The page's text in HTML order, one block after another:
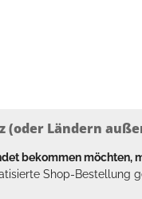
Ländern
bekommen möchten,
Shop-Bestellung